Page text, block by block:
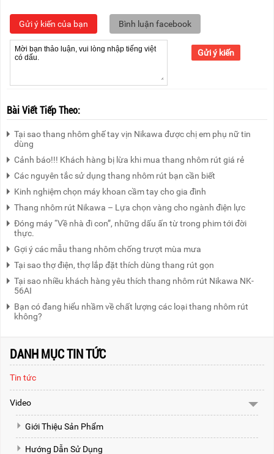
Gửi ý kiến của bạn Bình luận facebook
Gửi ý kiến
Bài Viết Tiếp Theo:
Tại sao thang nhôm ghế tay vịn Nikawa được chị em phụ nữ tin
dùng
Cảnh báo!!! Khách hàng bị lừa khi mua thang nhôm rút giá rẻ
Các nguyên tắc sử dụng thang nhôm rút bạn cần biết
Kinh nghiệm chọn máy khoan cầm tay cho gia đình
Thang nhôm rút Nikawa – Lựa chọn vàng cho ngành điện lực
Đóng máy “Về nhà đi con”, những dấu ấn từ trong phim tới đời
thực.
Gợi ý các mẫu thang nhôm chống trượt mùa mưa
Tại sao thợ điện, thợ lắp đặt thích dùng thang rút gọn
Tại sao nhiều khách hàng yêu thích thang nhôm rút Nikawa NK-
56AI
Bạn có đang hiểu nhầm về chất lượng các loại thang nhôm rút
không?
DANH MỤC TIN TỨC
Tin tức
Video
Giới Thiệu Sản Phẩm
Hướng Dẫn Sử Dụng